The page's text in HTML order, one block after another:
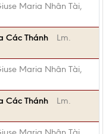
Maria Nhân Tài,
Các Thánh
Lm.
Maria Nhân Tài,
Các Thánh
Lm.